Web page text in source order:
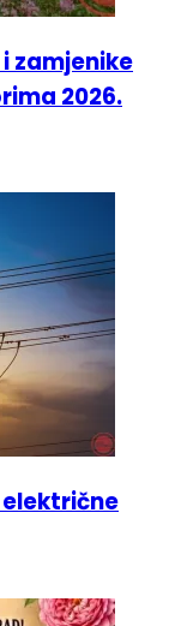
2026.